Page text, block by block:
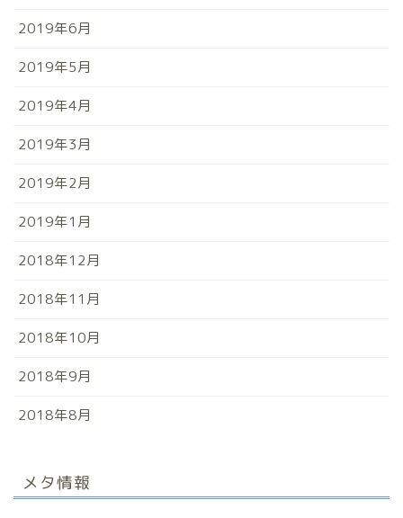
2019年6月
2019年5月
2019年4月
2019年3月
2019年2月
2019年1月
2018年12月
2018年11月
2018年10月
2018年9月
2018年8月
メタ情報